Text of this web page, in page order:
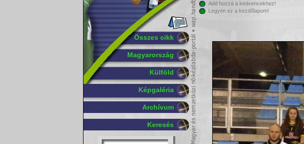
Összes cikk
Magyarország
Külföld
Képgaléria
Archívum
Keresés
Add hozzá a kedvencekhez!
Legyen ez a kezdőlapom!